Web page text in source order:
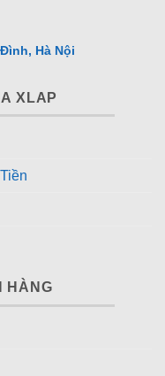
trợ điều khiển giọng
– chia sẻ màn hình
Hà Nội
XLAP
HÀNG